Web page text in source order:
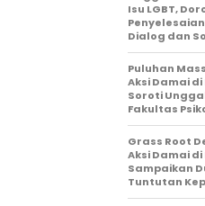
Isu LGBT,
Dialog dan
Puluhan
Aksi Damai di
Soroti
Fakultas
Grass Root
Aksi Damai di
Sampaikan
Tuntutan